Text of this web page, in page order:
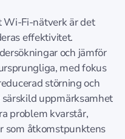
Wi-Fi-nätverk är det
effektivitet.
och jämför
med fokus
störning och
uppmärksamhet
problem kvarstår,
som åtkomstpunktens